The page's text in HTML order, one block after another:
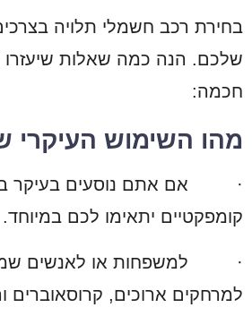
בחירת רכב חשמלי תלויה
שלכם. הנה כמה שאלות
חכמה:
מהו השימוש העיקרי
·
אם אתם נוסעים בעיקר
קומפקטיים יתאימו לכם במיוחד.
·
למשפחות או לאנשים
למרחקים ארוכים, קרוסאוברים